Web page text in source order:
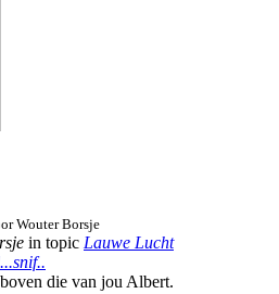
Wouter Borsje
in topic Lauwe Lucht
die van jou Albert.